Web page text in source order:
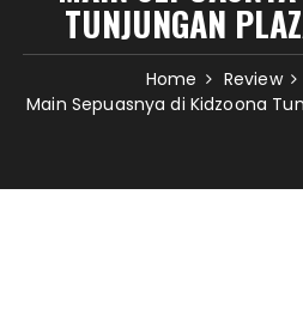
TUNJUNGAN
Home Review
Main Sepuasnya di Kidzoona